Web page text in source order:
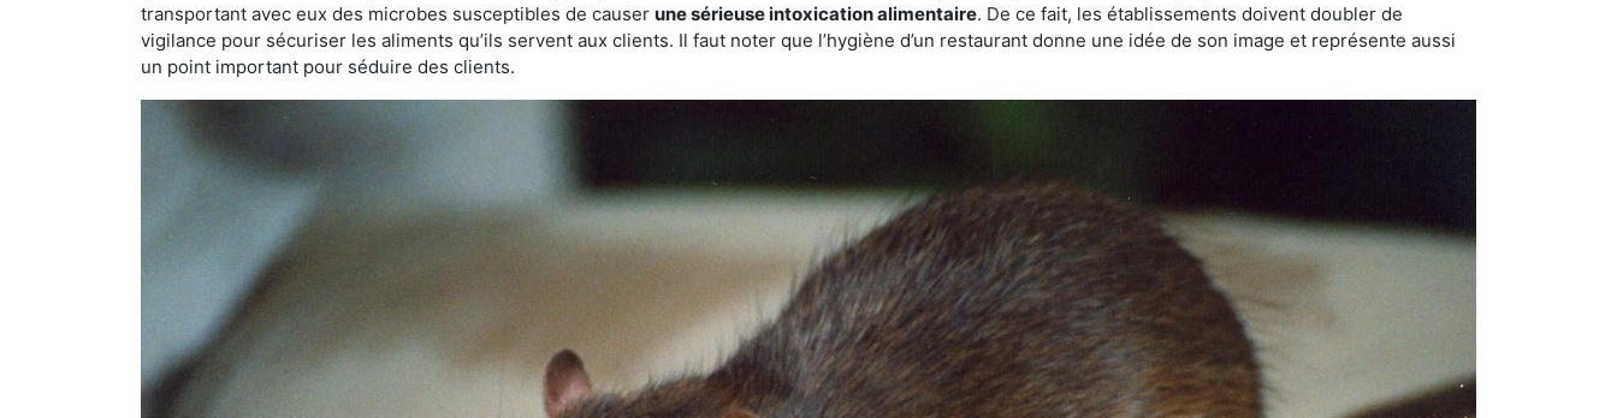
transportant avec eux des microbes susceptibles de causer une sérieuse intoxication alimentaire. De ce fait, les établissements doivent doubler de
vigilance pour sécuriser les aliments qu’ils servent aux clients. Il faut noter que l’hygiène d’un restaurant donne une idée de son image et représente aussi
un point important pour séduire des clients.